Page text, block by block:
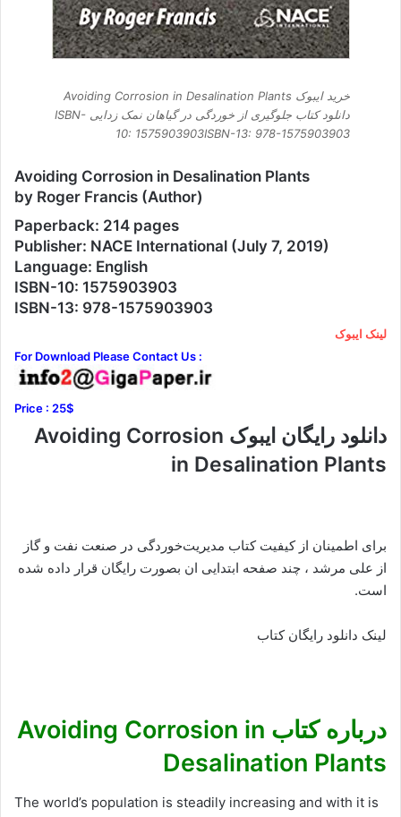
خرید ایبوک Avoiding Corrosion in Desalination Plants
دانلود کتاب جلوگیری از خوردگی در گیاهان نمک زدایی ISBN-
10: 1575903903ISBN-13: 978-1575903903
Avoiding Corrosion in Desalination Plants
by Roger Francis (Author)
Paperback: 214 pages
Publisher: NACE International (July 7, 2019)
Language: English
ISBN-10: 1575903903
ISBN-13: 978-1575903903
لینک ایبوک
For Download Please Contact Us :
Price : 25$
دانلود رایگان ایبوک Avoiding Corrosion
in Desalination Plants
برای اطمینان از کیفیت کتاب مدیریت‌خوردگی در صنعت نفت و گاز
از علی مرشد ، چند صفحه ابتدایی ان بصورت رایگان قرار داده شده
است.
لینک دانلود رایگان کتاب
درباره کتاب Avoiding Corrosion in
Desalination Plants
The world’s population is steadily increasing and with it is